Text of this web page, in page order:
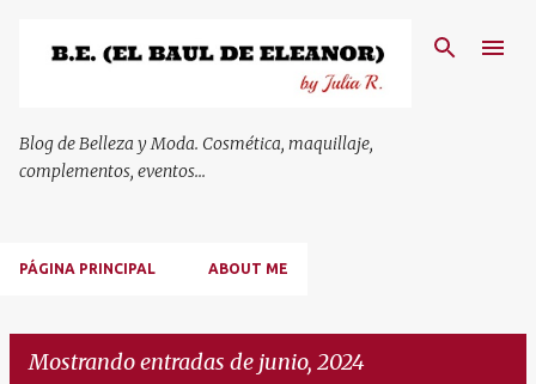
Blog de Belleza y Moda. Cosmética, maquillaje,
complementos, eventos...
PÁGINA PRINCIPAL ABOUT ME
Mostrando entradas de junio, 2024